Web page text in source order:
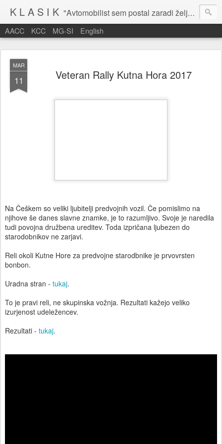
K L A S I K "Avtomobilist sem postal zaradi želje po potovanju in dejavnosti v prostem času." Baron Anton Codelli
AACC KCC MG-SI English
MAR
11 Veteran Rally Kutna Hora 2017
Na Češkem so veliki ljubitelji predvojnih vozil. Če pomislimo na
njihove še danes slavne znamke, je to razumljivo. Svoje je naredila
tudi povojna družbena ureditev. Toda izpričana ljubezen do
starodobnikov ne zarjavi.
Reli okoli Kutne Hore za predvojne starodbnike je prvovrsten
bonbon.
Uradna stran - tukaj.
To je pravi reli, ne skupinska vožnja. Rezultati kažejo veliko
izurjenost udeležencev.
Rezultati - tukaj.